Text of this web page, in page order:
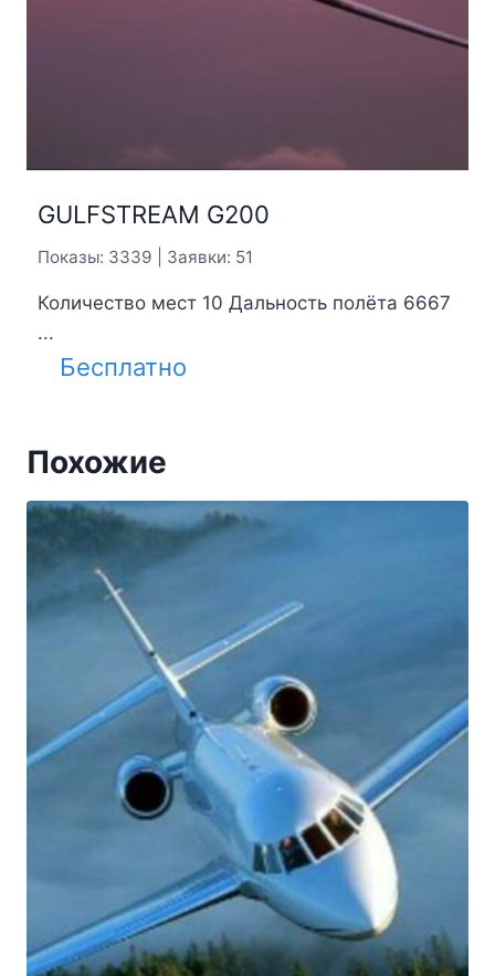
GULFSTREAM G200
Показы: 3339 | Заявки: 51
Количество мест 10 Дальность полёта 6667
...
Бесплатно
Похожие